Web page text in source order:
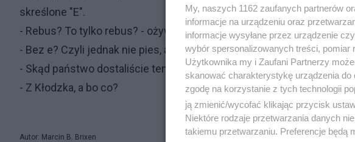
skreślone "E".
- Rebus? To tylko rebus? - ożywił się tata Wiktymiusza. - To już nie
- Bez e? Czyli jednak nie pies, a... - przerwała mu z ulgą mama
- Skąd państwo dostaliście ten rebus? - zapytał Łukaszek.
- Z Kłodzka, a bo co?
Autor: Marcin B. Brixen
My, naszych 1162 zaufanych partnerów
informacje na urządzeniu oraz
informacje wysyłane przez urządzenie
wybór spersonalizowanych treści, pomiar
Użytkownika my i Zaufani Partnerzy
skanować charakterystykę urządzenia
zgodę na korzystanie z tych technologii
ją zmienić/wycofać klikając przycisk
Niektóre rodzaje przetwarzania danych
takiemu przetwarzaniu. Preferencje będą